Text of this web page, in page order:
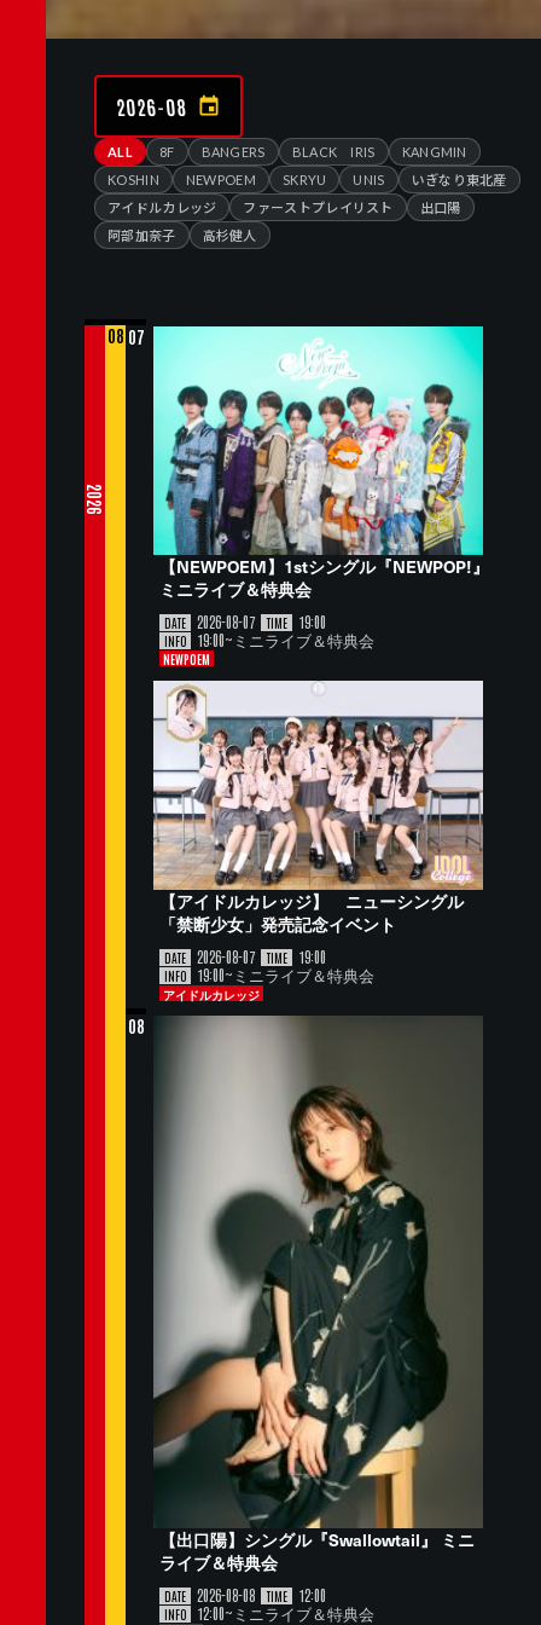
2026-08
ALL 8F BANGERS BLACK IRIS
KANGMIN
KOSHIN
NEWPOEM SKRYU UNIS
いぎなり東北産
アイドルカレッジ
ファーストプレイリスト
出口陽
阿部加奈子
高杉健人
2026
08 07
【NEWPOEM】1stシングル『NEWPOP!』
ミニライブ＆特典会
DATE 2026-08-07 TIME 19:00
INFO 19:00~ミニライブ＆特典会
NEWPOEM
【アイドルカレッジ】 ニューシングル
「禁断少女」発売記念イベント
DATE 2026-08-07 TIME 19:00
INFO 19:00~ミニライブ＆特典会
アイドルカレッジ
08
【出口陽】シングル『Swallowtail』 ミニ
ライブ＆特典会
DATE 2026-08-08 TIME 12:00
INFO 12:00~ミニライブ＆特典会